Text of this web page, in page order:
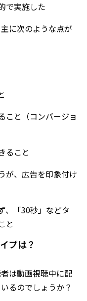
で実施した
に次のような点が
こと（コンバージョ
ること
が、広告を印象付け
、「30秒」などタ
と
プは？
は動画視聴中に配
るのでしょうか？